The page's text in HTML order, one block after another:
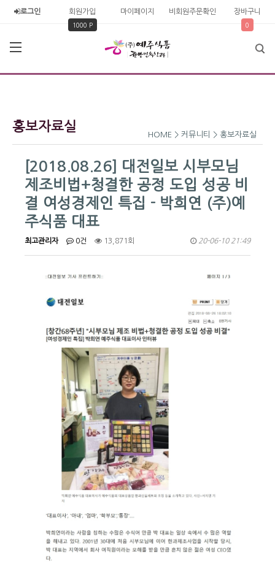
로그인 회원가입
1000 P
마이페이지 비회원주문확인 장바구니
0
HOME > 커뮤니티 > 홍보자료실
홍보자료실
[2018.08.26] 대전일보 시부모님
제조비법+청결한 공정 도입 성공 비
결 여성경제인 특집 - 박희연 (주)예
주식품 대표
최고관리자 0건 13,871회 20-06-10 21:49